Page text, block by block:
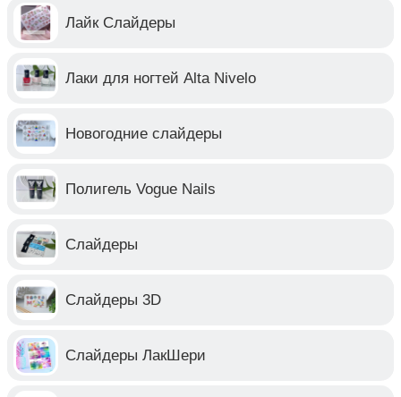
Лайк Слайдеры
Лаки для ногтей Alta Nivelo
Новогодние слайдеры
Полигель Vogue Nails
Слайдеры
Слайдеры 3D
Слайдеры ЛакШери